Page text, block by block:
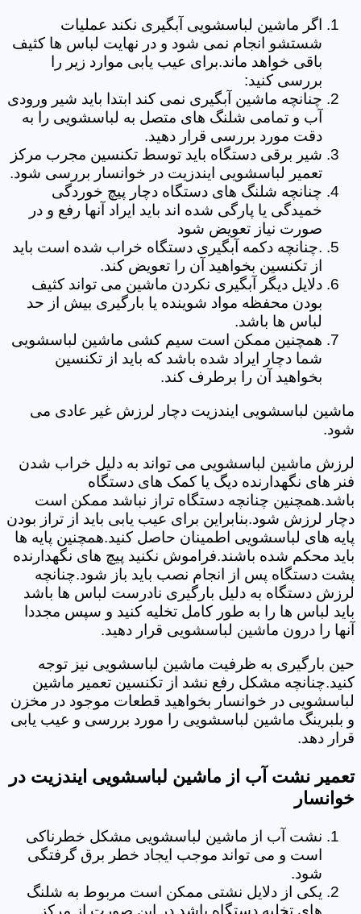
اگر ماشین لباسشویی آبگیری نکند عملیات
شستشو انجام نمی شود و در نهایت لباس ها کثیف
باقی خواهد ماند.برای عیب یابی موارد زیر را
بررسی کنید:
چنانچه ماشین آبگیری نمی کند ابتدا باید شیر ورودی
آب و تمامی شلنگ های متصل به لباسشویی را به
دقت مورد بررسی قرار دهید.
شیر برقی دستگاه باید توسط تکنسین مجرب مرکز
تعمیر لباسشویی ایندزیت در خوانسار بررسی شود.
چنانچه شلنگ های دستگاه دچار پیچ خوردگی
خمیدگی یا پارگی شده اند باید ایراد آنها رفع و در
صورت نیاز تعویض شود
.چنانچه دکمه آبگیری دستگاه خراب شده است باید
از تکنسین بخواهید آن را تعویض کند.
دلایل دیگر آبگیری نکردن ماشین می تواند کثیف
بودن محفظه مواد شوینده یا بارگیری بیش از حد
لباس ها باشد.
همچنین ممکن است سیم کشی ماشین لباسشویی
شما دچار ایراد شده باشد که باید از تکنسین
بخواهید آن را برطرف کند.
ماشین لباسشویی ایندزیت دچار لرزش غیر عادی می
شود.
لرزش ماشین لباسشویی می تواند به دلیل خراب شدن
فنر های نگهدارنده دیگ یا کمک های دستگاه
باشد.همچنین چنانچه دستگاه تراز نباشد ممکن است
دچار لرزش شود.بنابراین برای عیب یابی باید از تراز بودن
پایه های لباسشویی اطمینان حاصل کنید.همچنین پایه ها
باید محکم شده باشند.فراموش نکنید پیچ های نگهدارنده
پشت دستگاه پس از انجام نصب باید باز شود.چنانچه
لرزش دستگاه به دلیل بارگیری نادرست لباس ها باشد
باید لباس ها را به طور کامل تخلیه کنید و سپس مجددا
آنها را درون ماشین لباسشویی قرار دهید.
حین بارگیری به ظرفیت ماشین لباسشویی نیز توجه
کنید.چنانچه مشکل رفع نشد از تکنسین تعمیر ماشین
لباسشویی در خوانسار بخواهید قطعات موجود در مخزن
و بلبرینگ ماشین لباسشویی را مورد بررسی و عیب یابی
قرار دهد.
تعمیر نشت آب از ماشین لباسشویی ایندزیت در
خوانسار
نشت آب از ماشین لباسشویی مشکل خطرناکی
است و می تواند موجب ایجاد خطر برق گرفتگی
شود.
یکی از دلایل نشتی ممکن است مربوط به شلنگ
های تخلیه دستگاه باشد.در این صورت از مرکز